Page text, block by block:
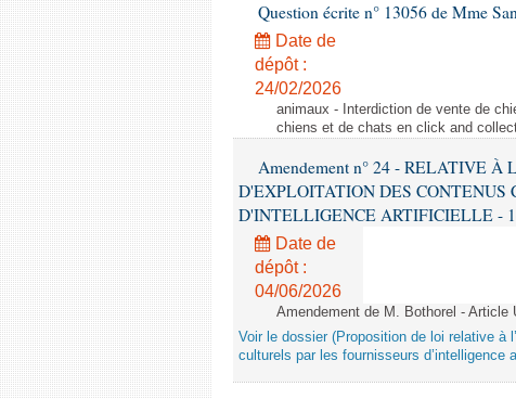
Question écrite n° 13056 de Mme
Date de
dépôt :
24/02/2026
animaux - Interdiction de vente de
chiens et de chats en click and
Amendement n° 24 - RELATIVE À
D'EXPLOITATION DES CONTENUS
D'INTELLIGENCE ARTIFICIELLE -
Date de
dépôt :
04/06/2026
Amendement de M. Bothorel - Article
Voir le dossier (Proposition de loi relative à
culturels par les fournisseurs d’intelligence